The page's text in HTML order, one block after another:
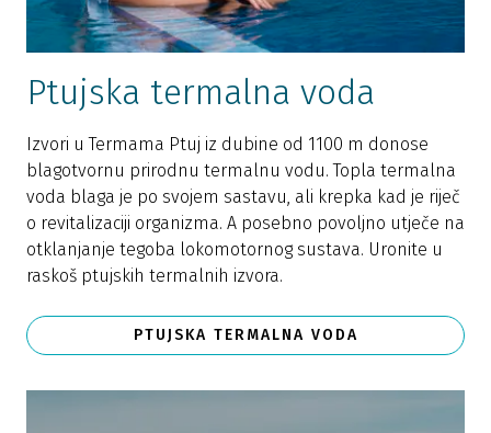
Ptujska termalna voda
Izvori u Termama Ptuj iz dubine od 1100 m donose
blagotvornu prirodnu termalnu vodu. Topla termalna
voda blaga je po svojem sastavu, ali krepka kad je riječ
o revitalizaciji organizma. A posebno povoljno utječe na
otklanjanje tegoba lokomotornog sustava. Uronite u
raskoš ptujskih termalnih izvora.
PTUJSKA TERMALNA VODA